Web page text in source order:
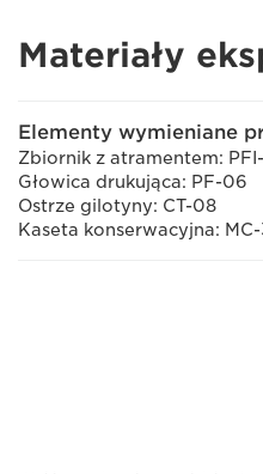
Materiały
Elementy wymieniane
Zbiornik z atramentem:
Głowica drukująca: PF-06
Ostrze gilotyny: CT-08
Kaseta konserwacyjna: MC-